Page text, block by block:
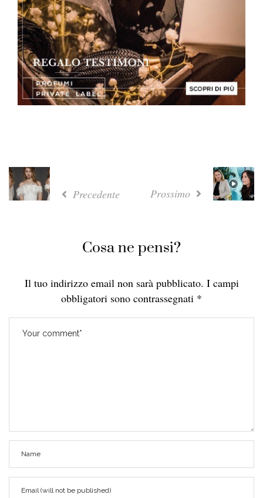
Precedente Prossimo
Cosa ne pensi?
Il tuo indirizzo email non sarà pubblicato. I campi
obbligatori sono contrassegnati *